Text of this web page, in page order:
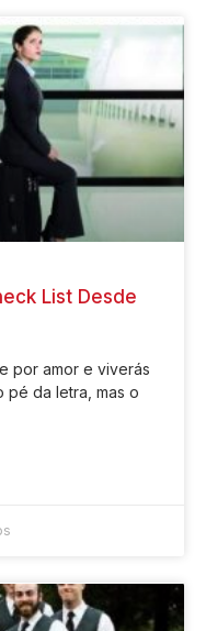
List Desde
por amor e viverás
pé da letra, mas o